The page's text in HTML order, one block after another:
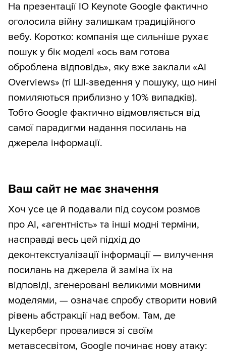
На презентації IO Keynote Google фактично
оголосила війну залишкам традиційного
вебу. Коротко: компанія ще сильніше рухає
пошук у бік моделі «ось вам готова
оброблена відповідь», яку вже заклали «AI
Overviews» (ті ШІ-зведення у пошуку, що нині
помиляються приблизно у 10% випадків).
Тобто Google фактично відмовляється від
самої парадигми надання посилань на
джерела інформації.
Ваш сайт не має значення
Хоч усе це й подавали під соусом розмов
про AI, «агентність» та інші модні терміни,
насправді весь цей підхід до
деконтекстуалізації інформації — вилучення
посилань на джерела й заміна їх на
відповіді, згенеровані великими мовними
моделями, — означає спробу створити новий
рівень абстракції над вебом. Там, де
Цукерберг провалився зі своїм
метавсесвітом, Google починає нову атаку: